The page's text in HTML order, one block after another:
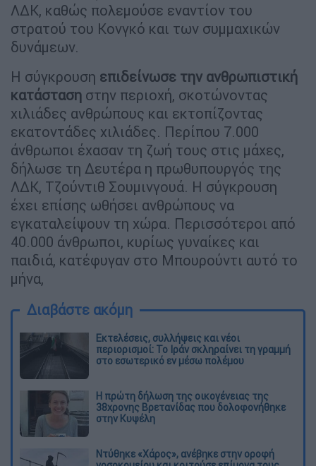
ΛΔΚ, καθώς πολεμούσε εναντίον του
στρατού του Κονγκό και των συμμαχικών
δυνάμεων.
Η σύγκρουση επιδείνωσε την ανθρωπιστική
κατάσταση στην περιοχή, σκοτώνοντας
χιλιάδες ανθρώπους και εκτοπίζοντας
εκατοντάδες χιλιάδες. Περίπου 7.000
άνθρωποι έχασαν τη ζωή τους στις μάχες,
δήλωσε τη Δευτέρα η πρωθυπουργός της
ΛΔΚ, Τζούντιθ Σουμινγουά. Η σύγκρουση
έχει επίσης ωθήσει ανθρώπους να
εγκαταλείψουν τη χώρα. Περισσότεροι από
40.000 άνθρωποι, κυρίως γυναίκες και
παιδιά, κατέφυγαν στο Μπουρούντι αυτό το
μήνα,
Διαβάστε ακόμη
Εκτελέσεις, συλλήψεις και νέοι
περιορισμοί: Το Ιράν σκληραίνει τη γραμμή
στο εσωτερικό εν μέσω πολέμου
Η πρώτη δήλωση της οικογένειας της
38χρονης Βρετανίδας που δολοφονήθηκε
στην Κυψέλη
Ντύθηκε «Χάρος», ανέβηκε στην οροφή